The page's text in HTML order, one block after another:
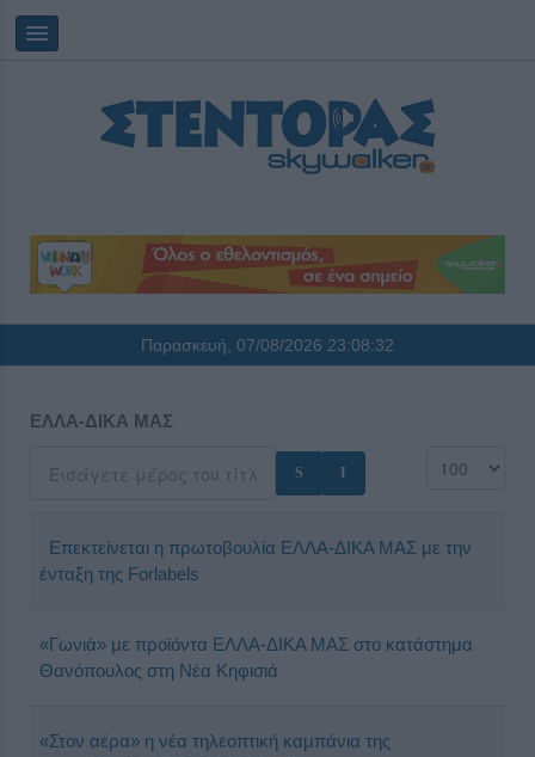
Παρασκευή, 07/08/2026 23:08:32
ΕΛΛΑ-ΔΙΚΑ ΜΑΣ
Επεκτείνεται η πρωτοβουλία ΕΛΛΑ-ΔΙΚΑ ΜΑΣ με την
ένταξη της Forlabels
«Γωνιά» με προϊόντα ΕΛΛΑ-ΔΙΚΑ ΜΑΣ στο κατάστημα
Θανόπουλος στη Νέα Κηφισιά
«Στον αέρα» η νέα τηλεοπτική καμπάνια της